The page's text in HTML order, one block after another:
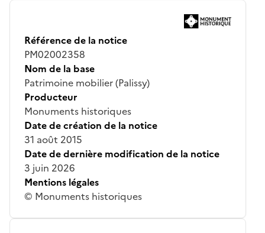
Référence de la notice
PM02002358
Nom de la base
Patrimoine mobilier (Palissy)
Producteur
Monuments historiques
Date de création de la notice
31 août 2015
Date de dernière modification de la notice
3 juin 2026
Mentions légales
© Monuments historiques